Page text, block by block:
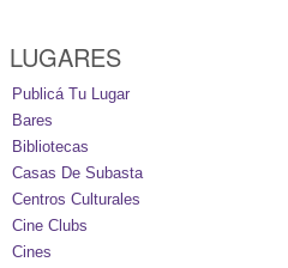
LUGARES
Publicá Tu Lugar
Bares
Bibliotecas
Casas De Subasta
Centros Culturales
Cine Clubs
Cines